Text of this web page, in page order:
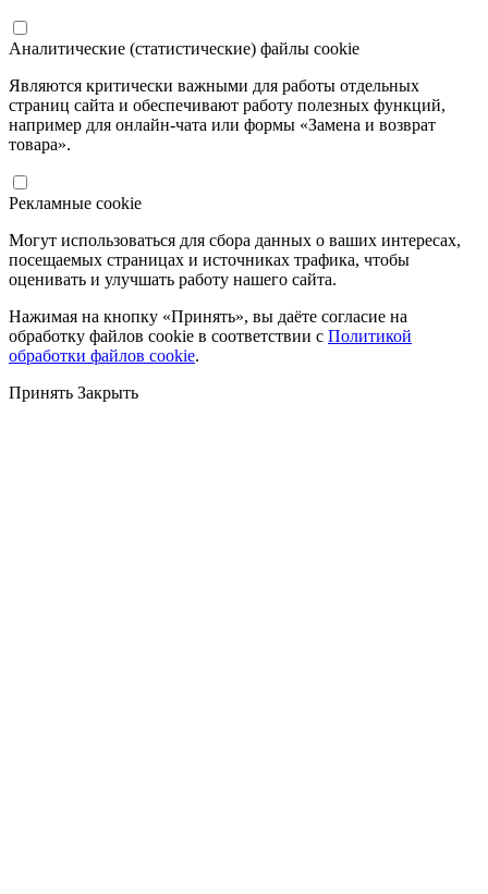
Аналитические (статистические) файлы cookie
Являются критически важными для работы отдельных
страниц сайта и обеспечивают работу полезных функций,
например для онлайн-чата или формы «Замена и возврат
товара».
Рекламные cookie
Могут использоваться для сбора данных о ваших интересах,
посещаемых страницах и источниках трафика, чтобы
оценивать и улучшать работу нашего сайта.
Нажимая на кнопку «Принять», вы даёте согласие на
обработку файлов cookie в соответствии с Политикой
обработки файлов cookie.
Принять Закрыть